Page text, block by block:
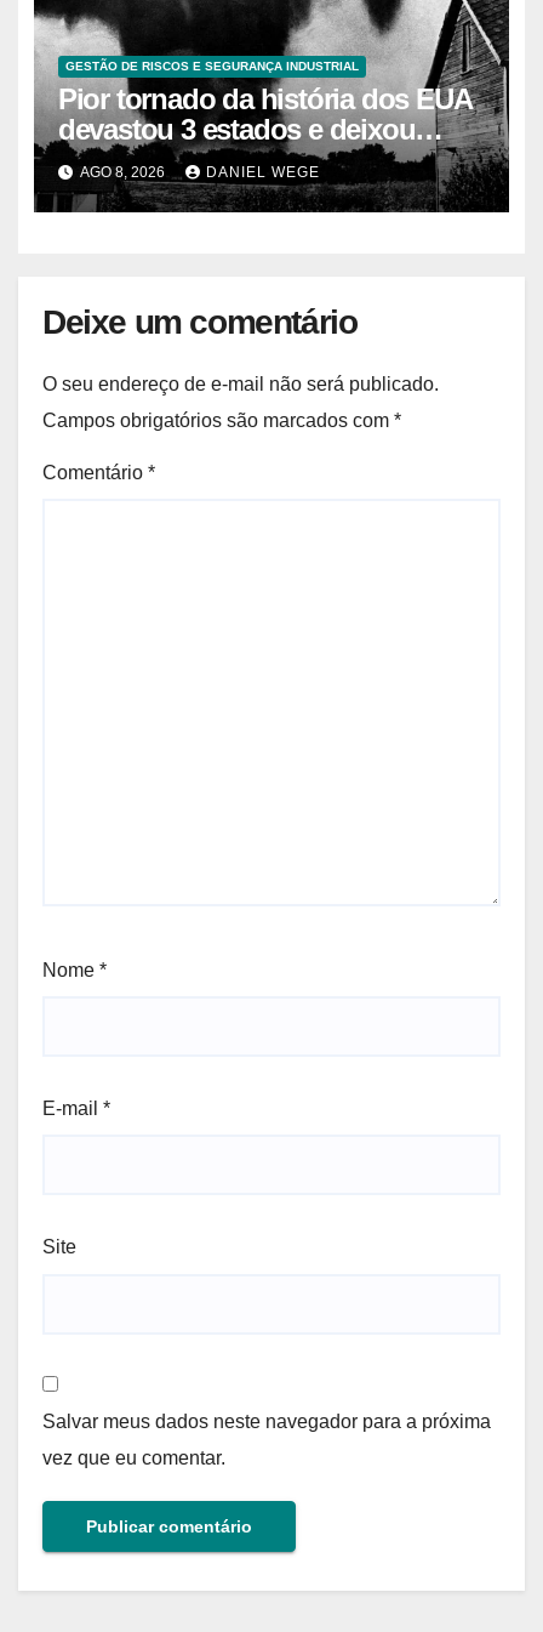
GESTÃO DE RISCOS E SEGURANÇA INDUSTRIAL
Pior tornado da história dos EUA
devastou 3 estados e deixou
centenas de mortos
AGO 8, 2026 DANIEL WEGE
Deixe um comentário
O seu endereço de e-mail não será publicado.
Campos obrigatórios são marcados com *
Comentário *
Nome *
E-mail *
Site
Salvar meus dados neste navegador para a próxima
vez que eu comentar.